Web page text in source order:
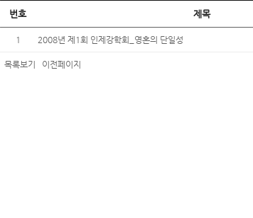
번호 제목
1 2008년 제1회 인제강학회_영혼의 단일성
목록보기 이전페이지